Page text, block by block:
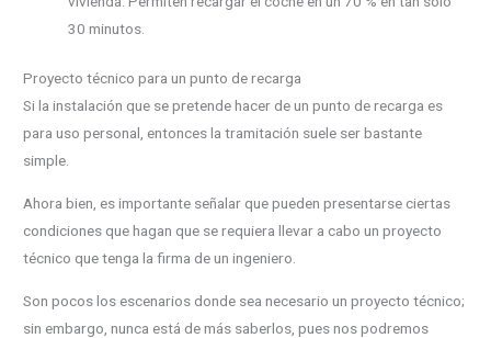
30 minutos.
Proyecto técnico para un punto de recarga
Si la instalación que se pretende hacer de un punto de recarga es
para uso personal, entonces la tramitación suele ser bastante
simple.
Ahora bien, es importante señalar que pueden presentarse ciertas
condiciones que hagan que se requiera llevar a cabo un proyecto
técnico que tenga la firma de un ingeniero.
Son pocos los escenarios donde sea necesario un proyecto técnico;
sin embargo, nunca está de más saberlos, pues nos podremos